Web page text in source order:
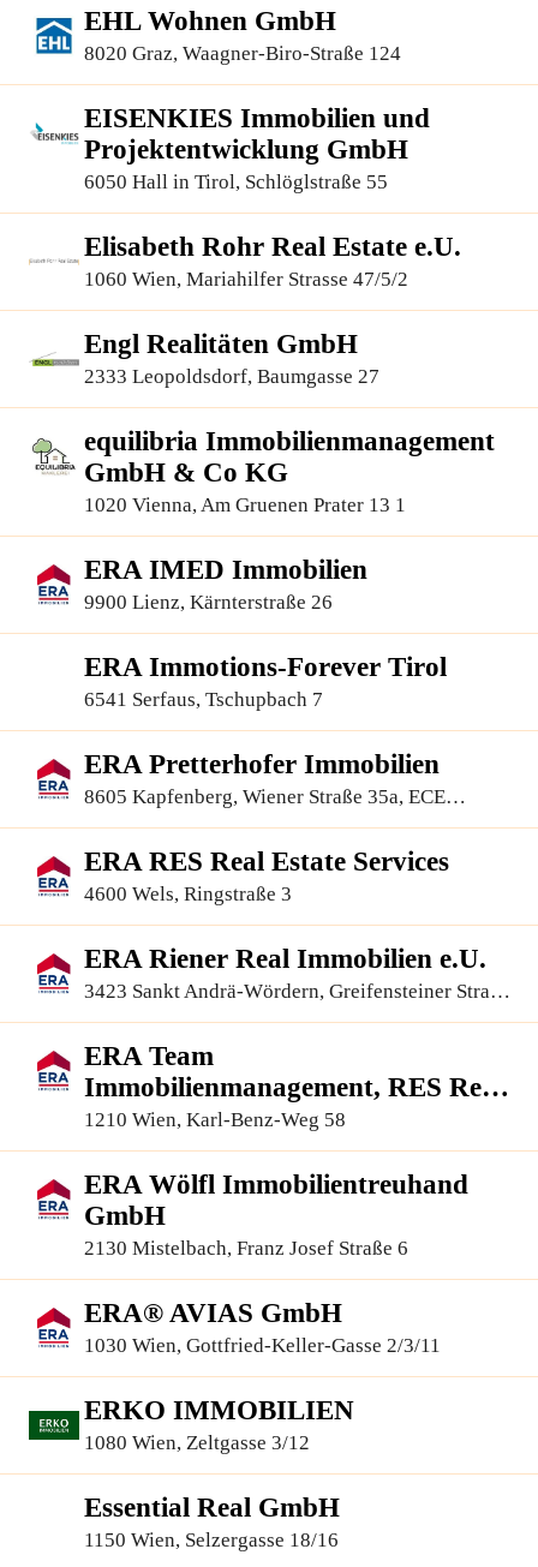
EHL Wohnen GmbH
8020 Graz, Waagner-Biro-Straße 124
EISENKIES Immobilien und
Projektentwicklung GmbH
6050 Hall in Tirol, Schlöglstraße 55
Elisabeth Rohr Real Estate e.U.
1060 Wien, Mariahilfer Strasse 47/5/2
Engl Realitäten GmbH
2333 Leopoldsdorf, Baumgasse 27
equilibria Immobilienmanagement
GmbH & Co KG
1020 Vienna, Am Gruenen Prater 13 1
ERA IMED Immobilien
9900 Lienz, Kärnterstraße 26
ERA Immotions-Forever Tirol
6541 Serfaus, Tschupbach 7
ERA Pretterhofer Immobilien
8605 Kapfenberg, Wiener Straße 35a, ECE
ERA RES Real Estate Services
4600 Wels, Ringstraße 3
ERA Riener Real Immobilien e.U.
3423 Sankt Andrä-Wördern, Greifensteiner Straße
ERA Team
Immobilienmanagement, RES Real
Estate Services GmbH
1210 Wien, Karl-Benz-Weg 58
ERA Wölfl Immobilientreuhand
GmbH
2130 Mistelbach, Franz Josef Straße 6
ERA® AVIAS GmbH
1030 Wien, Gottfried-Keller-Gasse 2/3/11
ERKO IMMOBILIEN
1080 Wien, Zeltgasse 3/12
Essential Real GmbH
1150 Wien, Selzergasse 18/16